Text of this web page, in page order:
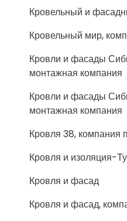
Кровельный и
Кровельный мир,
Кровли и фасады
монтажная компания
Кровли и фасады
монтажная компания
Кровля 38, компания
Кровля и изоляция-
Кровля и фасад
Кровля и фасад,